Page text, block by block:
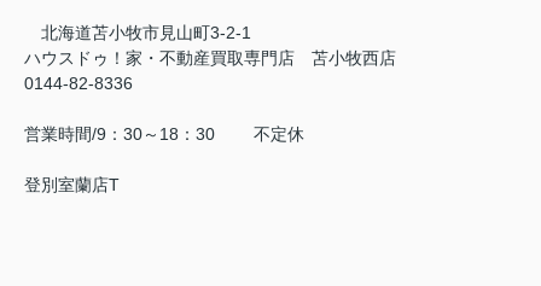
北海道苫小牧市見山町3-2-1
ハウスドゥ！家・不動産買取専門店 苫小牧西店
0144-82-8336
営業時間/9：30～18：30 不定休
登別室蘭店T